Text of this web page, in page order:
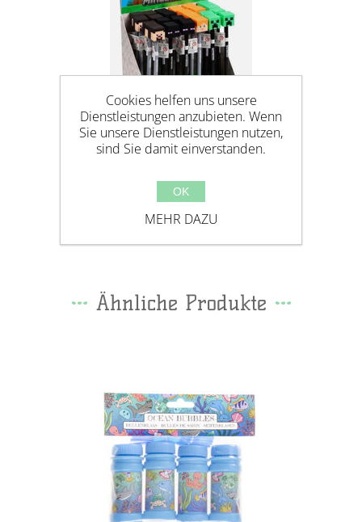
MINECRAFT FINELINER
KUGELSCHREIBER MIT SILIKON-
TOPPER
Ähnliche Produkte
Cookies helfen uns unsere
Dienstleistungen anzubieten. Wenn
Sie unsere Dienstleistungen nutzen,
sind Sie damit einverstanden.
OK
MEHR DAZU